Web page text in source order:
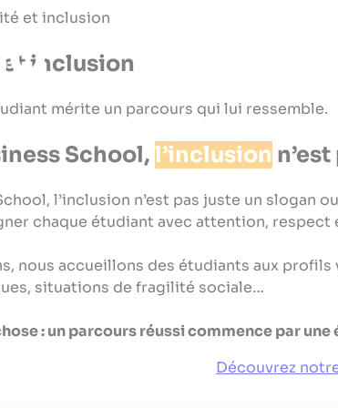
cookies
et inclusion
inclusion
mérite un parcours qui lui ressemble.
School, l’inclusion
l’inclusion n’est pas juste un slogan
chaque étudiant avec attention, respect
nous accueillons des étudiants aux
situations de fragilité sociale…
: un parcours réussi commence par
Découvrez